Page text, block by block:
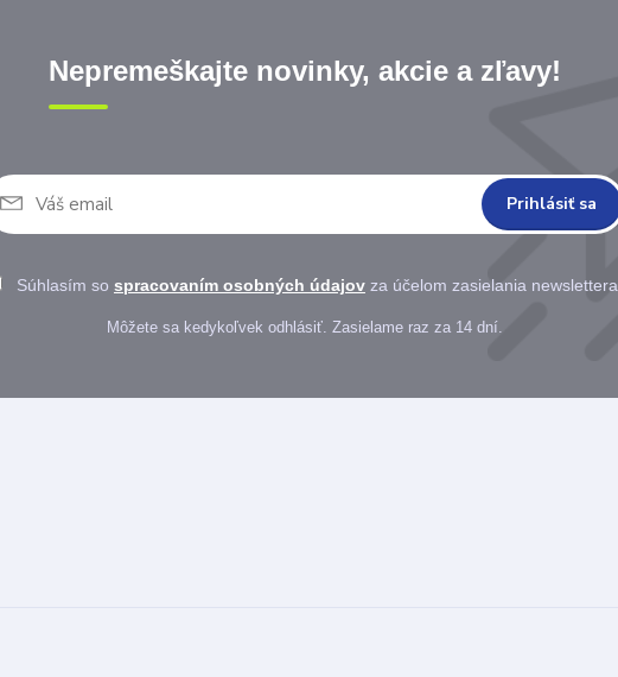
Nepremeškajte novinky, akcie a zľavy!
Prihlásiť sa
Súhlasím so spracovaním osobných údajovza účelom zasielania newslettera.
Môžete sa kedykoľvek odhlásiť. Zasielame raz za 14 dní.